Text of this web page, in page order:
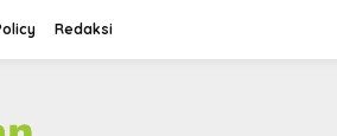
Redaksi